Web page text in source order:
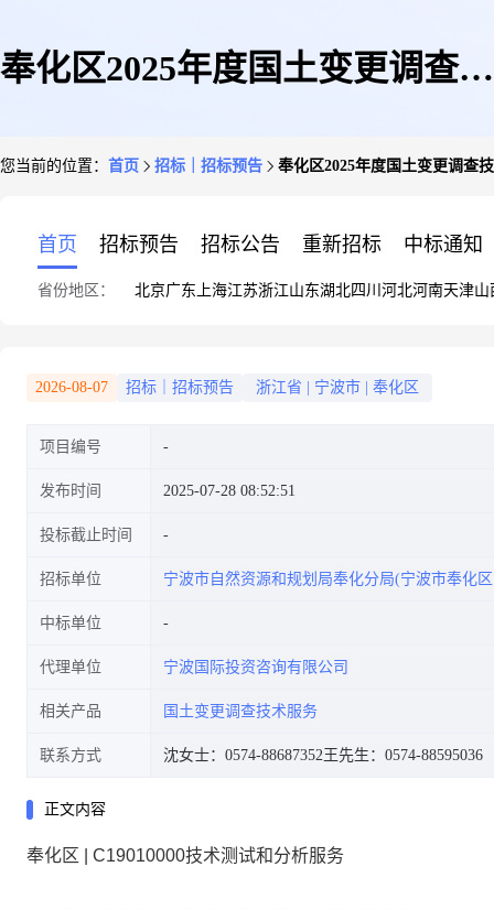
奉化区2025年度国土变更调查技
您当前的位置： 首页 招标｜招标预告 奉化区2025年度国土变更调查
首页 招标预告 招标公告 重新招标 中标通知
省份地区： 北京广东 上海江苏浙江山东湖北四川 河北河南天津山
2026-08-07 招标｜招标预告 浙江省 宁波市 奉化区
项目编号
发布时间 2025-07-28 08:52:51
投标截止时间
招标单位 宁波市自然资源和规划局奉化分局(宁波市奉化
中标单位
代理单位 宁波国际投资咨询有限公司
相关产品 国土变更调查技术服务
联系方式 沈女士：0574-88687352王先生：0574-88595036
正文内容
奉化区 | C19010000技术测试和分析服务